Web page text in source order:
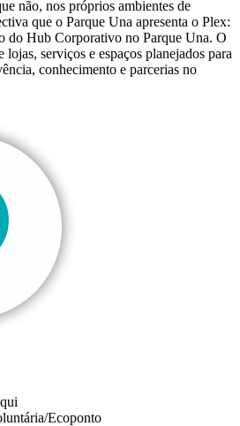
não, nos próprios ambientes de
que o Parque Una apresenta o Plex:
do Hub Corporativo no Parque Una. O
serviços e espaços planejados para
conhecimento e parcerias no
Ecoponto